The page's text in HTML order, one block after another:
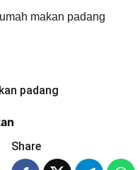
makan padang
Share